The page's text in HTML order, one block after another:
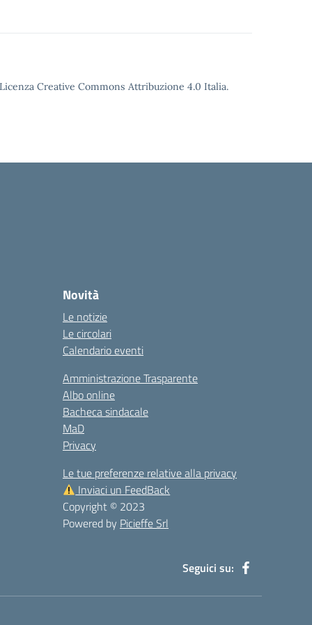
Creative Commons Attribuzione 4.0 Italia.
Novità
Le notizie
Le circolari
Calendario eventi
Amministrazione Trasparente
Albo online
Bacheca sindacale
MaD
Privacy
Le tue preferenze relative alla privacy
Inviaci un FeedBack
Copyright © 2023
Powered by Picieffe Srl
Seguici su: